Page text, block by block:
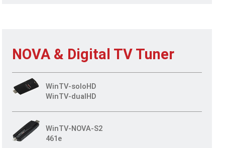
NOVA & Digital TV Tuner
WinTV-soloHD
WinTV-dualHD
WinTV-NOVA-S2
461e